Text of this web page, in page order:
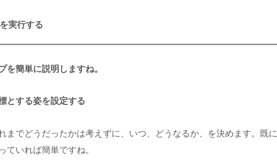
実行する
を簡単に説明しますね。
とする姿を設定する
までどうだったかは考えずに、いつ、どうなるか、を決めます。既に
ていれば簡単ですね。